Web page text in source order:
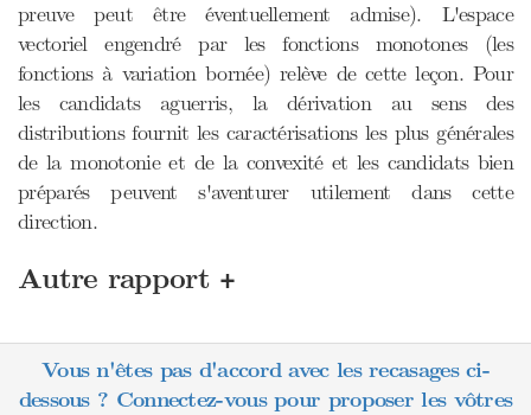
preuve peut être éventuellement admise). L'espace
vectoriel engendré par les fonctions monotones (les
fonctions à variation bornée) relève de cette leçon. Pour
les candidats aguerris, la dérivation au sens des
distributions fournit les caractérisations les plus générales
de la monotonie et de la convexité et les candidats bien
préparés peuvent s'aventurer utilement dans cette
direction.
Autre rapport +
Vous n'êtes pas d'accord avec les recasages ci-
dessous ? Connectez-vous pour proposer les vôtres